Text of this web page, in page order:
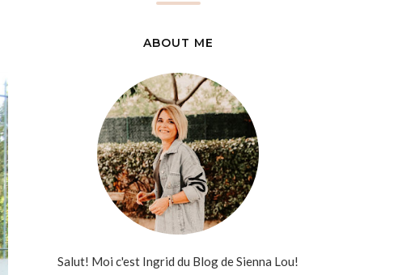
ABOUT ME
Salut! Moi c'est Ingrid du Blog de Sienna Lou!